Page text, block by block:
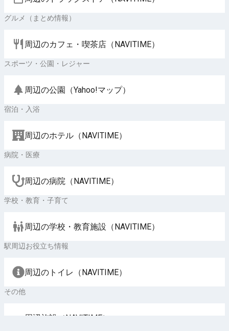
グルメ（まとめ情報）
周辺のカフェ・喫茶店（NAVITIME）
スポーツ・公園・レジャー
周辺の公園（Yahoo!マップ）
宿泊・入浴
周辺のホテル（NAVITIME）
病院・医療
周辺の病院（NAVITIME）
学校・教育・子育て
周辺の学校・教育施設（NAVITIME）
駅周辺お役立ち情報
周辺のトイレ（NAVITIME）
その他
周辺施設（NAVITIME）